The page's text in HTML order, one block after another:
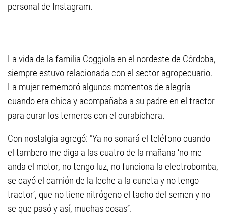
personal de Instagram.
La vida de la familia Coggiola en el nordeste de Córdoba,
siempre estuvo relacionada con el sector agropecuario.
La mujer rememoró algunos momentos de alegría
cuando era chica y acompañaba a su padre en el tractor
para curar los terneros con el curabichera.
Con nostalgia agregó: "Ya no sonará el teléfono cuando
el tambero me diga a las cuatro de la mañana ‘no me
anda el motor, no tengo luz, no funciona la electrobomba,
se cayó el camión de la leche a la cuneta y no tengo
tractor’, que no tiene nitrógeno el tacho del semen y no
se que pasó y así, muchas cosas”.